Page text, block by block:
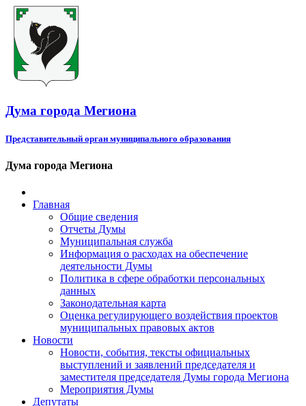
Дума города Мегиона
Представительный орган муниципального образования
Дума города Мегиона
Главная
Общие сведения
Отчеты Думы
Муниципальная служба
Информация о расходах на обеспечение
деятельности Думы
Политика в сфере обработки персональных
данных
Законодательная карта
Оценка регулирующего воздействия проектов
муниципальных правовых актов
Новости
Новости, события, тексты официальных
выступлений и заявлений председателя и
заместителя председателя Думы города Мегиона
Мероприятия Думы
Депутаты